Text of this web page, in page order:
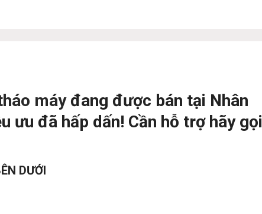
máy đang được bán tại Nhân
ưu đã hấp dấn! Cần hỗ trợ hãy gọi
DƯỚI